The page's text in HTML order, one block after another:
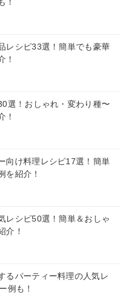
レシピ33選！簡単でも豪華
！
選！おしゃれ・変わり種〜
！
向け料理レシピ17選！簡単
を紹介！
レシピ50選！簡単＆おしゃ
介！
るパーティー料理の人気レ
例も！